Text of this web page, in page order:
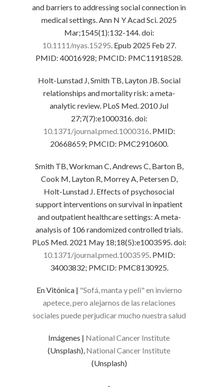
and barriers to addressing social connection in
medical settings. Ann N Y Acad Sci. 2025
Mar;1545(1):132-144. doi:
10.1111/nyas.15295. Epub 2025 Feb 27.
PMID: 40016928; PMCID: PMC11918528.
Holt-Lunstad J, Smith TB, Layton JB. Social
relationships and mortality risk: a meta-
analytic review. PLoS Med. 2010 Jul
27;7(7):e1000316. doi:
10.1371/journal.pmed.1000316. PMID:
20668659; PMCID: PMC2910600.
Smith TB, Workman C, Andrews C, Barton B,
Cook M, Layton R, Morrey A, Petersen D,
Holt-Lunstad J. Effects of psychosocial
support interventions on survival in inpatient
and outpatient healthcare settings: A meta-
analysis of 106 randomized controlled trials.
PLoS Med. 2021 May 18;18(5):e1003595. doi:
10.1371/journal.pmed.1003595. PMID:
34003832; PMCID: PMC8130925.
En Vitónica | "Sofá, manta y peli" en invierno
apetece, pero alejarnos de las relaciones
sociales puede perjudicar mucho nuestra salud
Imágenes | National Cancer Institute
(Unsplash), National Cancer Institute
(Unsplash)
-